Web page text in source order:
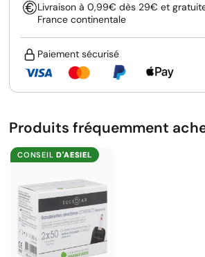
Livraison à 0,99€ dès 29€ et
France continentale
Paiement sécurisé
Produits fréquemment
CONSEILD'AESIEL